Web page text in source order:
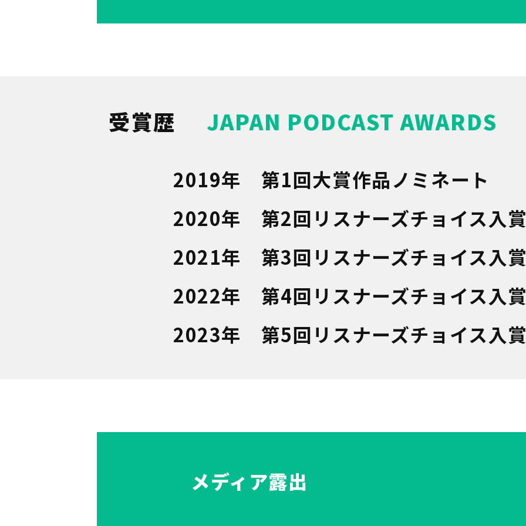
受賞歴 JAPAN PODCAST AWARDS
2019年 第1回大賞作品ノミネート
2020年 第2回リスナーズチョイス入
2021年 第3回リスナーズチョイス入
2022年 第4回リスナーズチョイス入
2023年 第5回リスナーズチョイス入
メディア露出